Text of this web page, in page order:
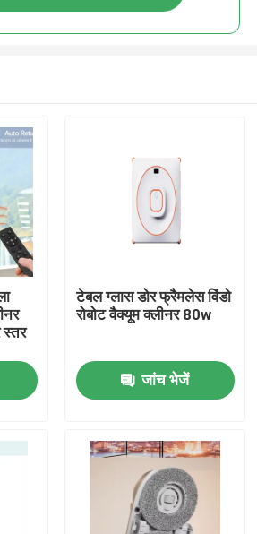
टेबल ग्लास डोर फ्रैमलेस विंडो
रोबोट वैक्यूम क्लीनर 80w
जांच भेजें